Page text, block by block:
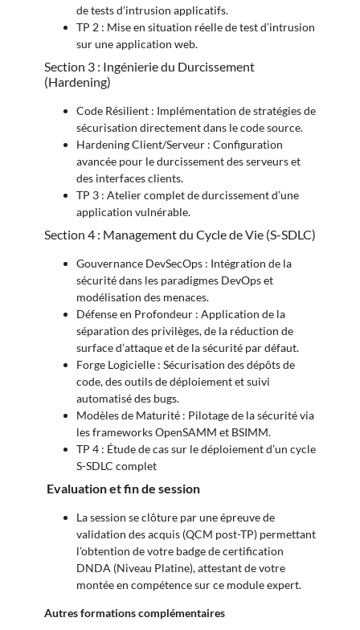
de tests d’intrusion applicatifs.
TP 2 : Mise en situation réelle de test d’intrusion
sur une application web.
Section 3 : Ingénierie du Durcissement
(Hardening)
Code Résilient : Implémentation de stratégies de
sécurisation directement dans le code source.
Hardening Client/Serveur : Configuration
avancée pour le durcissement des serveurs et
des interfaces clients.
TP 3 : Atelier complet de durcissement d’une
application vulnérable.
Section 4 : Management du Cycle de Vie (S-SDLC)
Gouvernance DevSecOps : Intégration de la
sécurité dans les paradigmes DevOps et
modélisation des menaces.
Défense en Profondeur : Application de la
séparation des privilèges, de la réduction de
surface d’attaque et de la sécurité par défaut.
Forge Logicielle : Sécurisation des dépôts de
code, des outils de déploiement et suivi
automatisé des bugs.
Modèles de Maturité : Pilotage de la sécurité via
les frameworks OpenSAMM et BSIMM.
TP 4 : Étude de cas sur le déploiement d’un cycle
S-SDLC complet
Evaluation et fin de session
La session se clôture par une épreuve de
validation des acquis (QCM post-TP) permettant
l’obtention de votre badge de certification
DNDA (Niveau Platine), attestant de votre
montée en compétence sur ce module expert.
Autres formations complémentaires